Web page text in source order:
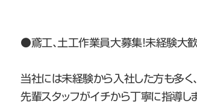
●鳶工、土工作業員大募集！未経験大
当社には未経験から入社した方も多く
先輩スタッフがイチから丁寧に指導し